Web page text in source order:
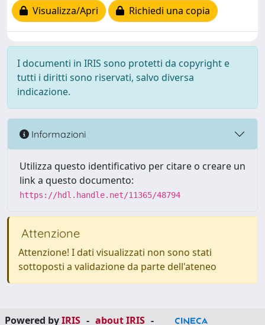
Visualizza/Apri
Richiedi una copia
I documenti in IRIS sono protetti da copyright e
tutti i diritti sono riservati, salvo diversa
indicazione.
Informazioni
Utilizza questo identificativo per citare o creare un
link a questo documento:
https://hdl.handle.net/11365/48794
Attenzione
Attenzione! I dati visualizzati non sono stati
sottoposti a validazione da parte dell'ateneo
Powered byIRIS - about IRIS -